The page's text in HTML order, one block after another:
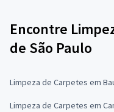
Encontre
de São Paulo
Limpeza de Carpetes em
Limpeza de Carpetes em